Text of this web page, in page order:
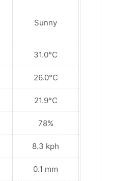
Sunny
31.0°C
26.0°C
21.9°C
78%
8.3 kph
0.1 mm